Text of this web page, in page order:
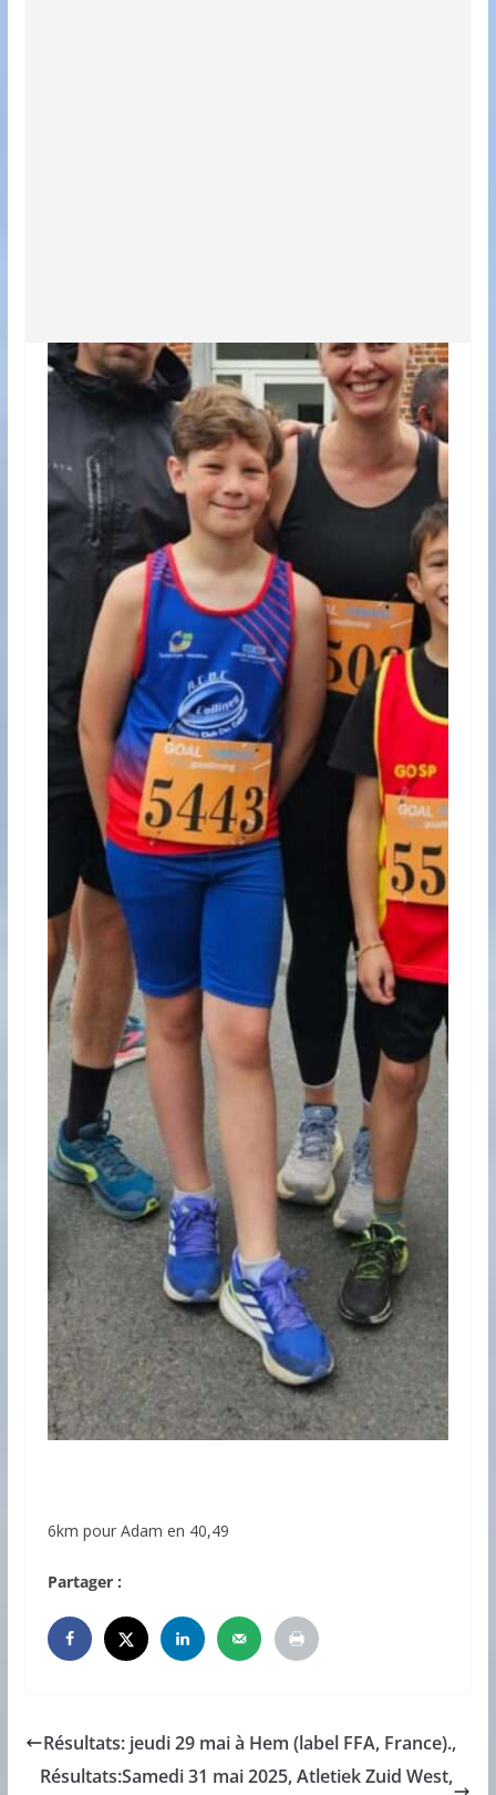
6km pour Adam en 40,49
Partager :
Résultats: jeudi 29 mai à Hem (label FFA, France).,
Résultats:Samedi 31 mai 2025, Atletiek Zuid West,